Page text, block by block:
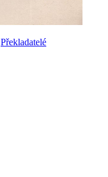
Překladatelé